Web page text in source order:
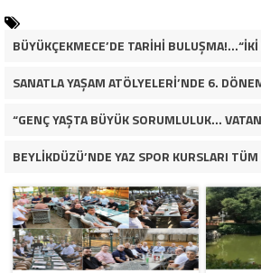
SANATLA YAŞAM ATÖLYELERİ’NDE 6.